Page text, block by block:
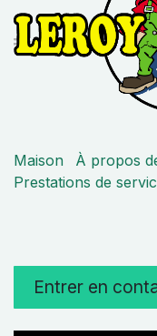
Maison À propos
Prestations de
Entrer en